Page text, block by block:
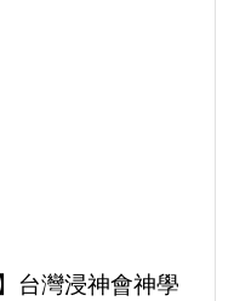
台灣浸神會神學